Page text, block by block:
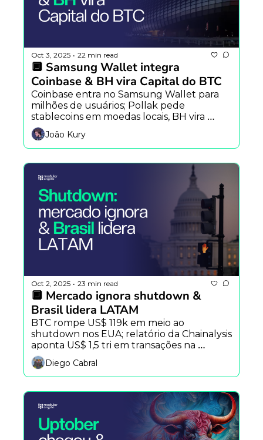
Oct 3, 2025 • 22 min read
🔲 Samsung Wallet integra
Coinbase entra no Samsung Wallet para
milhões de usuários; Pollak pede
stablecoins em moedas locais, BH vira
“Capital do Bitcoin” e Uptober segue
embalado.
João Kury
Oct 2, 2025 • 23 min read
🔲 Mercado ignora shutdown &
Brasil lidera LATAM
BTC rompe US$ 119k em meio ao
shutdown nos EUA; relatório da Chainalysis
aponta US$ 1,5 tri em transações na
América Latina com Brasil dominando a
cena e Modular  citada em relatório da
Ethereum.
Diego Cabral